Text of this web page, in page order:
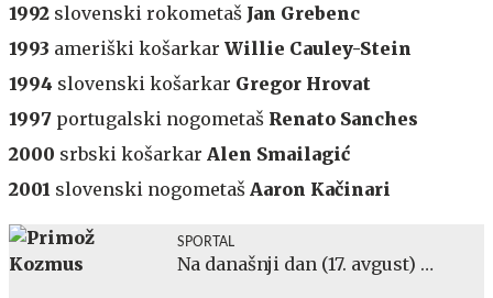
1992 slovenski rokometaš Jan Grebenc
1993 ameriški košarkar Willie Cauley-Stein
1994 slovenski košarkar Gregor Hrovat
1997 portugalski nogometaš Renato Sanches
2000 srbski košarkar Alen Smailagić
2001 slovenski nogometaš Aaron Kačinari
SPORTAL
Na današnji dan (17. avgust) …